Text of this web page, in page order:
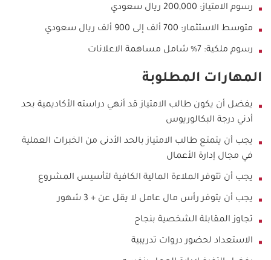
رسوم الامتياز: 200,000 ريال سعودي
متوسط الاستثمار: 700 ألف إلى 900 ألف ريال سعودي
رسوم ملكية: 7% شامل مساهمة الاعلانات
المهارات المطلوبة
يفضل أن يكون طالب الامتياز قد أنهي دراسته الأكاديمية بحد
أدني درجة البكالوريوس
يجب أن يتمتع طالب الامتياز بالحد الأدنى من الخبرات العملية
في مجال إدارة الأعمال
يجب أن تتوفر الملاءة المالية الكافية لتأسيس المشروع
يجب أن يتوفر رأس مال عامل لا يقل عن + 3 شهور
تجاوز المقابلة الشخصية بنجاح
الاستعداد لحضور دروات تدريبية